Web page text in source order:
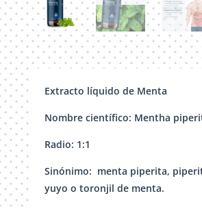
Extracto líquido de Menta
Nombre científico: Mentha
Radio: 1:1
Sinónimo: menta piperita,
yuyo o toronjil de menta.